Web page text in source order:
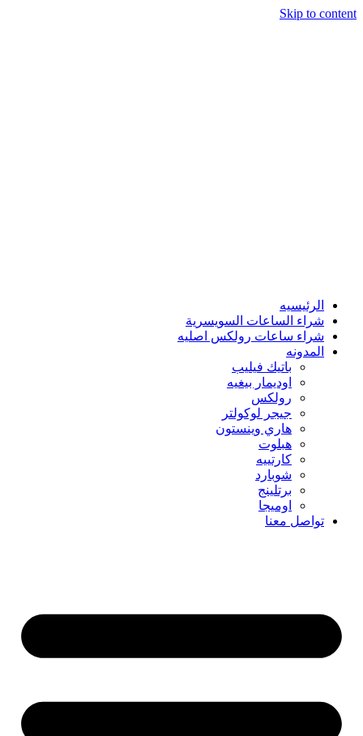
Skip to content
الرئيسيه
شراء الساعات السويسرية
شراء ساعات رولكس اصليه
المدونه
باتيك فيليب
اوديمار بيغيه
رولكس
جيجر لوكولتر
هاري وينستون
هبلوت
كارتييه
شوبارد
برتلينج
اوميجا
تواصل معنا